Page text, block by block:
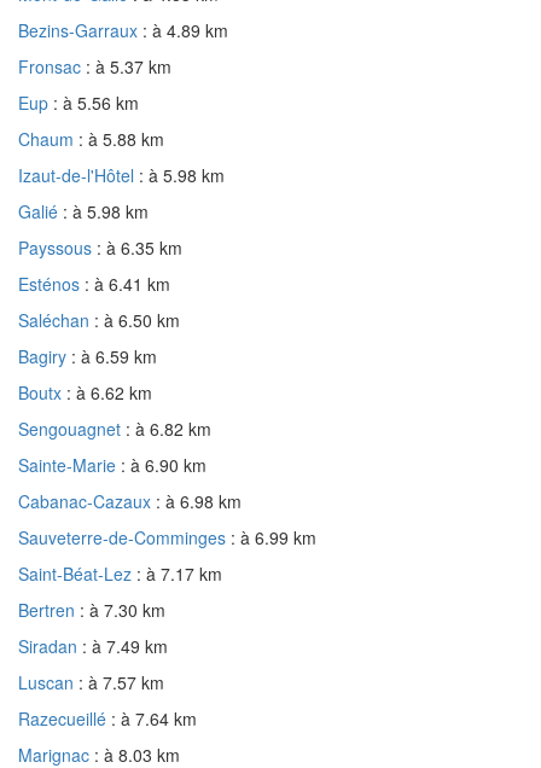
Bezins-Garraux : à 4.89 km
Fronsac : à 5.37 km
Eup : à 5.56 km
Chaum : à 5.88 km
Izaut-de-l'Hôtel : à 5.98 km
Galié : à 5.98 km
Payssous : à 6.35 km
Esténos : à 6.41 km
Saléchan : à 6.50 km
Bagiry : à 6.59 km
Boutx : à 6.62 km
Sengouagnet : à 6.82 km
Sainte-Marie : à 6.90 km
Cabanac-Cazaux : à 6.98 km
Sauveterre-de-Comminges : à 6.99 km
Saint-Béat-Lez : à 7.17 km
Bertren : à 7.30 km
Siradan : à 7.49 km
Luscan : à 7.57 km
Razecueillé : à 7.64 km
Marignac : à 8.03 km